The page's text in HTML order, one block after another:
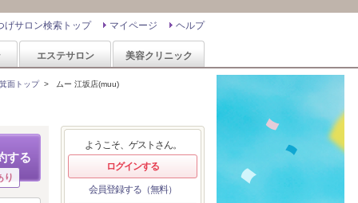
ヘルプ
マイページ
げサロン検索トップ
エステサロン 美容クリニック
面トップ> ムー 江坂店(muu)
する
り
ようこそ、ゲストさん。
ログインする
会員登録する（無料）